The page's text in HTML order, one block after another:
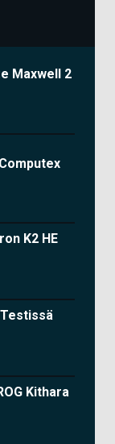
Maxwell 2
K2 HE
Kithara